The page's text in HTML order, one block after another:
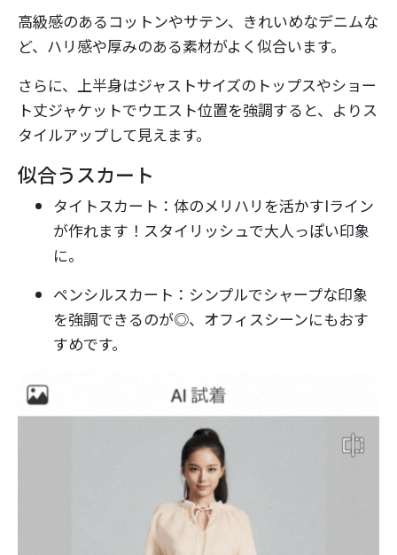
高級感のあるコットンやサテン、きれいめなデニムな
ど、ハリ感や厚みのある素材がよく似合います。
さらに、上半身はジャストサイズのトップスやショー
ト丈ジャケットでウエスト位置を強調すると、よりス
タイルアップして見えます。
似合うスカート
タイトスカート：体のメリハリを活かすIライン
が作れます！スタイリッシュで大人っぽい印象
に。
ペンシルスカート：シンプルでシャープな印象
を強調できるのが◎、オフィスシーンにもおす
すめです。